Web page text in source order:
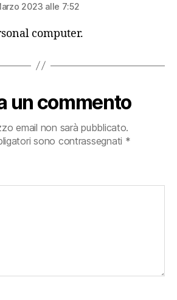
2023 alle 7:52
computer.
un commento
email non sarà pubblicato.
sono contrassegnati *